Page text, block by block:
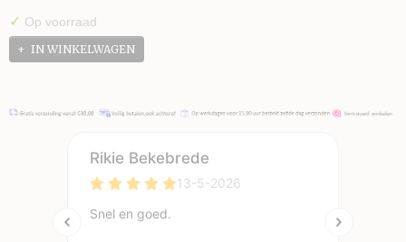
✓ Op voorraad
IN WINKELWAGEN